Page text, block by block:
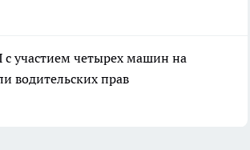
участием четырех машин на
водительских прав